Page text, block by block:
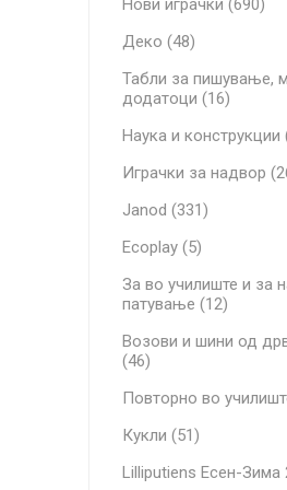
Нови играчки (690)
Деко (48)
Табли за пишување,
додатоци (16)
Наука и конструкции
Играчки за надвор
Janod (331)
Ecoplay (5)
За во училиште и за
патување (12)
Возови и шини од
(46)
Повторно во
Кукли (51)
Lilliputiens Есен-Зима